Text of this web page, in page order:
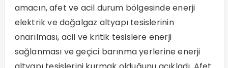
amacın, afet ve acil durum bölgesinde enerji
elektrik ve doğalgaz altyapı tesislerinin
onarılması, acil ve kritik tesislere enerji
sağlanması ve geçici barınma yerlerine enerji